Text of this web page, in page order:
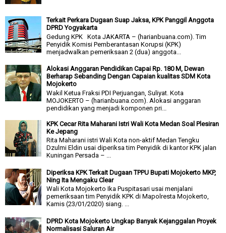
Terkait Perkara Dugaan Suap Jaksa, KPK Panggil Anggota
DPRD Yogyakarta
Gedung KPK Kota JAKARTA – (harianbuana.com). Tim
Penyidik Komisi Pemberantasan Korupsi (KPK)
menjadwalkan pemeriksaan 2 (dua) anggota...
Alokasi Anggaran Pendidikan Capai Rp. 180 M, Dewan
Berharap Sebanding Dengan Capaian kualitas SDM Kota
Mojokerto
Wakil Ketua Fraksi PDI Perjuangan, Suliyat. Kota
MOJOKERTO – (harianbuana.com). Alokasi anggaran
pendidikan yang menjadi komponen pri...
KPK Cecar Rita Maharani Istri Wali Kota Medan Soal Plesiran
Ke Jepang
Rita Maharani istri Wali Kota non-aktif Medan Tengku
Dzulmi Eldin usai diperiksa tim Penyidik di kantor KPK jalan
Kuningan Persada – ...
Diperiksa KPK Terkait Dugaan TPPU Bupati Mojokerto MKP,
Ning Ita Mengaku Clear
Wali Kota Mojokerto Ika Puspitasari usai menjalani
pemeriksaan tim Penyidik KPK di Mapolresta Mojokerto,
Kamis (23/01/2020) siang. ...
DPRD Kota Mojokerto Ungkap Banyak Kejanggalan Proyek
Normalisasi Saluran Air